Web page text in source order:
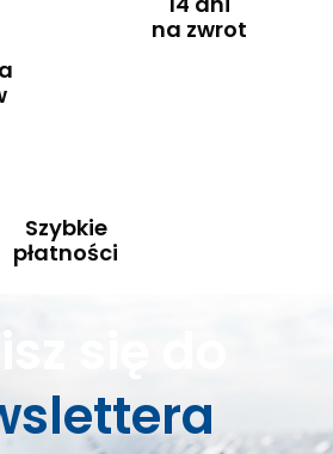
na zwrot
Szybkie
płatności
się do